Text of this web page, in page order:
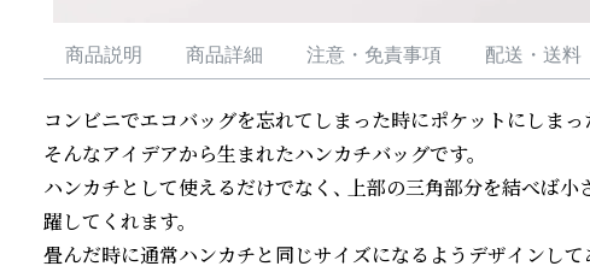
商品説明 商品詳細 注意・免責事項 配送・送料
コンビニでエコバッグを忘れてしまった時にポケットにしまっ
そんなアイデアから生まれたハンカチバッグです。
ハンカチとして使えるだけでなく、 上部の三角部分を結べば
躍してくれます。
畳んだ時に通常ハンカチと同じサイズになるようデザインして